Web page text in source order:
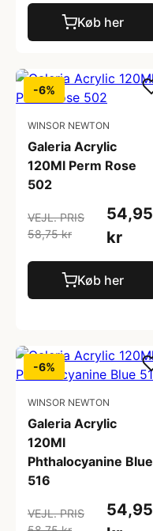
Køb her
-6%
WINSOR NEWTON
Galeria Acrylic
120Ml Perm Rose
502
VEJL. PRIS
58,75 kr
54,95
kr
Køb her
-6%
WINSOR NEWTON
Galeria Acrylic
120Ml
Phthalocyanine Blue
516
VEJL. PRIS
54,95